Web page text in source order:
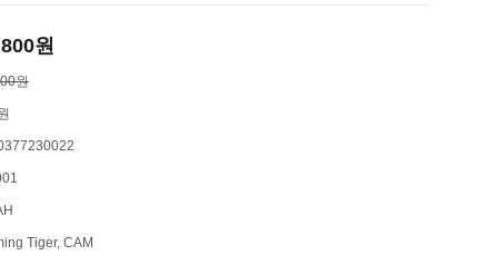
원
원
Tiger, CAM